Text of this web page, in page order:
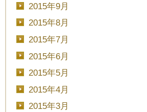
2015年9月
2015年8月
2015年7月
2015年6月
2015年5月
2015年4月
2015年3月